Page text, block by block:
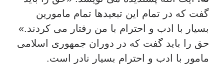
گفت که در تمام این تبعیدها تمام مامورین
بسیار با ادب و احترام با من رفتار می کردند.»
حق را باید گفت که در دوران جمهوری اسلامی
مامور با ادب و احترام بسیار نادر است.